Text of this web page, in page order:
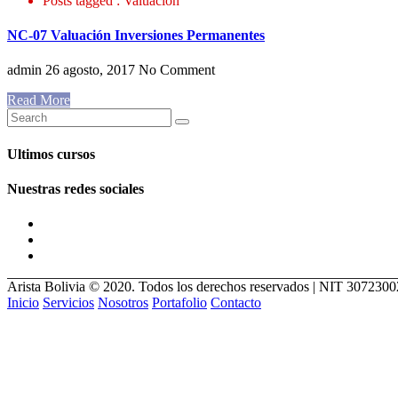
NC-07 Valuación Inversiones Permanentes
admin 26 agosto, 2017 No Comment
Read More
Ultimos cursos
Nuestras redes sociales
Arista Bolivia © 2020. Todos los derechos reservados | NIT
Inicio Servicios Nosotros Portafolio Contacto